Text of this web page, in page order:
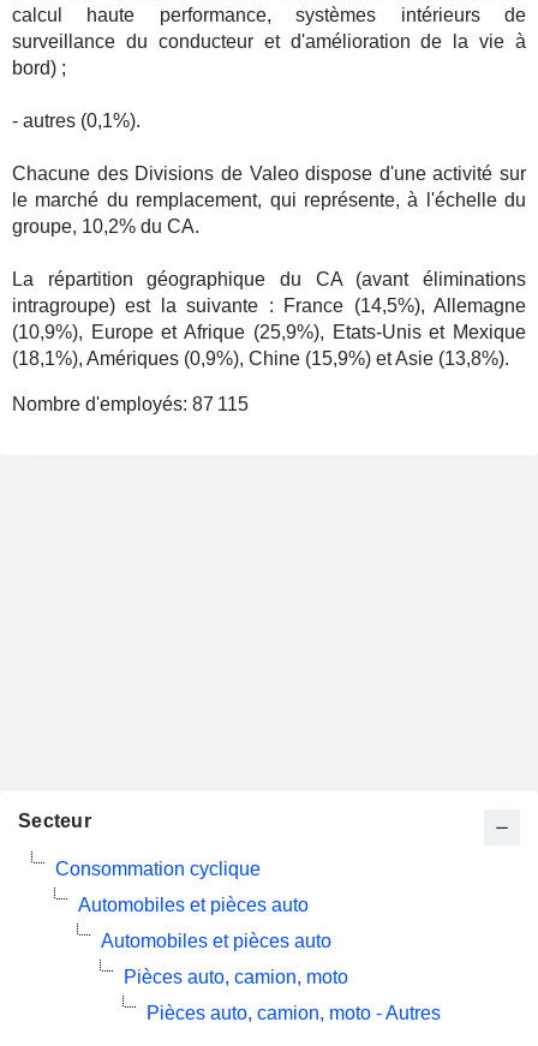
calcul haute performance, systèmes intérieurs de
surveillance du conducteur et d'amélioration de la vie à
bord) ;
- autres (0,1%).
Chacune des Divisions de Valeo dispose d'une activité sur
le marché du remplacement, qui représente, à l'échelle du
groupe, 10,2% du CA.
La répartition géographique du CA (avant éliminations
intragroupe) est la suivante : France (14,5%), Allemagne
(10,9%), Europe et Afrique (25,9%), Etats-Unis et Mexique
(18,1%), Amériques (0,9%), Chine (15,9%) et Asie (13,8%).
Nombre d'employés: 87 115
Secteur
Consommation cyclique
Automobiles et pièces auto
Automobiles et pièces auto
Pièces auto, camion, moto
Pièces auto, camion, moto - Autres